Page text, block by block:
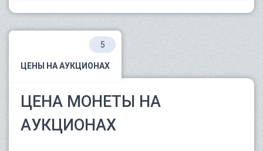
ЦЕНЫ НА АУКЦИОНАХ
5
ЦЕНА МОНЕТЫ НА
АУКЦИОНАХ